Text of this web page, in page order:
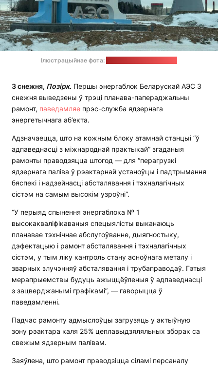
Ілюстрацыйнае фота:
3 снежня, Позірк. Першы энергаблок Беларускай АЭС 3
снежня выведзены ў трэці планава-папераджальны
рамонт, паведамляе прэс-служба ядзернага
энергетычнага аб’екта.
Адзначаецца, што на кожным блоку атамнай станцыі “ў
адпаведнасці з міжнароднай практыкай” згаданыя
рамонты праводзяцца штогод — для “перагрузкі
ядзернага паліва ў рэактарнай устаноўцы і падтрымання
бяспекі і надзейнасці абсталявання і тэхналагічных
сістэм на самым высокім узроўні”.
“У перыяд спынення энергаблока № 1
высокакваліфікаваныя спецыялісты выканаюць
планавае тэхнічнае абслугоўванне, дыягностыку,
дэфектацыю і рамонт абсталявання і тэхналагічных
сістэм, у тым ліку кантроль стану асноўнага металу і
зварных злучэнняў абсталявання і трубаправодаў. Гэтыя
мерапрыемствы будуць ажыццёўленыя ў адпаведнасці
з зацверджанымі графікамі”, — гаворыцца ў
паведамленні.
Падчас рамонту адмыслоўцы загрузяць у актыўную
зону рэактара каля 25% цеплавыдзяляльных зборак са
свежым ядзерным палівам.
Заяўлена, што рамонт праводзіцца сіламі персаналу